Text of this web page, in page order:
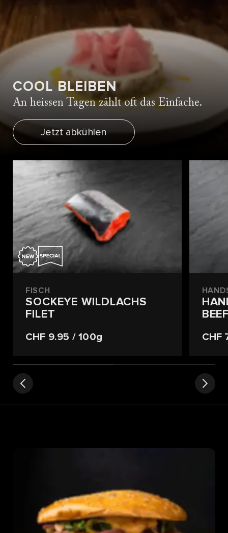
COOL BLEIBEN
An heissen Tagen zählt oft das Einfache.
Jetzt abkühlen
FISCH
SOCKEYE WILDLACHS
FILET
CHF 9.95 / 100g CHF